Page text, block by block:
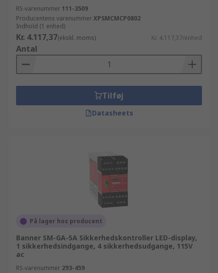
RS-varenummer 111-3509
Producentens varenummerXPSMCMCP0802
Indhold (1 enhed)
Kr. 4.117,37(ekskl. moms) Kr. 4.117,37/enhed
Antal
Tilføj
Datasheets
På lager hos producent
Banner SM-GA-5A Sikkerhedskontroller LED-display,
1 sikkerhedsindgange, 4 sikkerhedsudgange, 115V
ac
RS-varenummer 293-459